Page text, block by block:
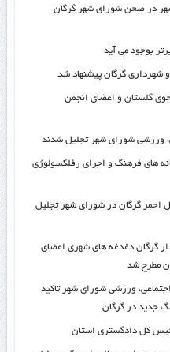
در صحن شورای شهر گرگان
بوجود می آید
شهرداری گرگان پیشنهاد شد
گلستان و اعضای انجمن
ورزشی شورای شهر تجلیل شدند
های فرهنگ و اجرای رفلکسولوژی
احمر گرگان در شورای شهر تجلیل
گرگان دغدغه های شهری اعضای
مطرح شد
ورزشی شورای شهر تاکید
جدید در گرگان
کل دادگستری استان